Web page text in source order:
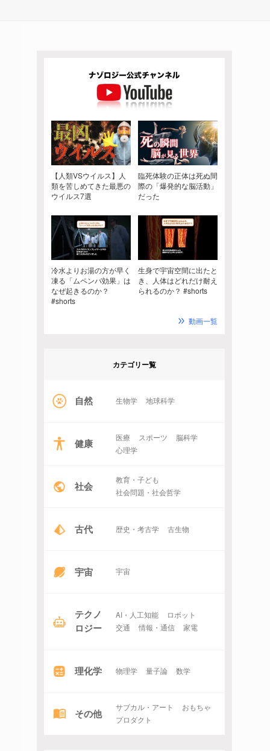
【人類VSウイルス】人
類を苦しめてきた最悪の
ウイルス7選
臨死体験の正体は死ぬ間
際の「爆発的な脳活動」
だった
冷水よりお湯の方が早く
凍る「ムペンバ効果」は
なぜ起きるのか？
#shorts
生身で宇宙空間に出たと
き、人体はどれだけ耐え
られるのか？ #shorts
動画一覧
カテゴリー覧
自然 生物学 地球科学
健康 医療 スポーツ
脳科学
心理学
社会
教育・子ども
社会問題・社会哲学
古代 歴史・考古学 古生物
宇宙 宇宙
テクノ
ロジー
AI・人工知能
ロボット
交通
情報・通信 家電
理化学 物理学 量子論 数学
その他 サブカル・アート
おもちゃ
プロダクト